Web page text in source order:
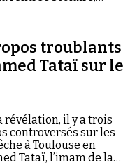
troublants
Tataï sur le
révélation, il y a trois
controversés sur les
à Toulouse en
Tataï, l’imam de la